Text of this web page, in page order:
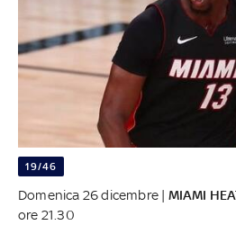
19/46
Domenica 26 dicembre | MIAMI
ore 21.30